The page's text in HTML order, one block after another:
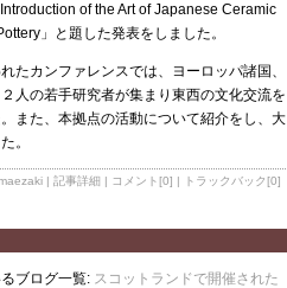
of the Art of Japanese Ceramic
」と題した発表をしました。
たカンファレンスでは、ヨーロッパ諸国、
人の若手研究者が集まり東西の文化交流を
また、本拠点の活動について紹介をし、大
。
| 記事詳細 | コメント[0] | トラックバック[0]
ブログ一覧: スコットランドで開催された